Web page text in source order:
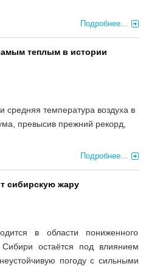
Подробнее...
теплым в истории
температура воздуха в
превысив прежний рекорд,
Подробнее...
сибирскую жару
в области пониженного
остаётся под влиянием
погоду с сильными